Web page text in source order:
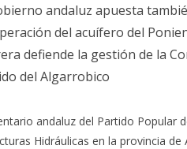
andaluz apuesta
del acuífero del
defiende la gestión de la
del Algarrobico
andaluz del Partido Popular
Hidráulicas en la provincia